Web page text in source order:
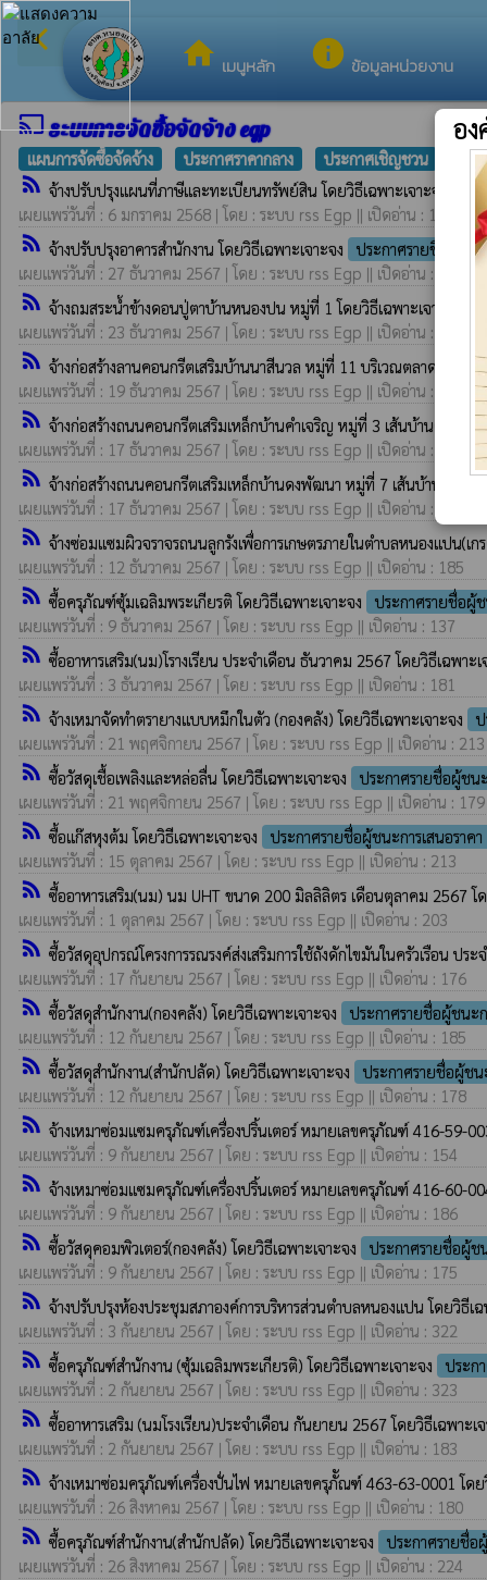
home เมนูหลัก info ข้อมูลหน่วยงาน
arrow_back_ios กลับเมนูหลัก
castระบบการจัดซื้อจัดจ้าง egp
แผนการจัดซื้อจัดจ้าง ประกาศราคากลาง ประกาศเชิญชวน ป
rss_feed จ้างปรับปรุงแผนที่ภาษีและทะเบียนทรัพย์สิน โดยวิธีเฉพาะเจาะจง
ป
เผยแพร่วันที่ : 6 มกราคม 2568 | โดย : ระบบ rss Egp || เปิดอ่าน : 193
rss_feed จ้างปรับปรุงอาคารสำนักงาน โดยวิธีเฉพาะเจาะจง
ประกาศรายชื่อผู้ชนะ
เผยแพร่วันที่ : 27 ธันวาคม 2567 | โดย : ระบบ rss Egp || เปิดอ่าน : 194
rss_feed จ้างถมสระน้ำข้างดอนปู่ตาบ้านหนองปน หมู่ที่ 1 โดยวิธีเฉพาะเจาะจง
เผยแพร่วันที่ : 23 ธันวาคม 2567 | โดย : ระบบ rss Egp || เปิดอ่าน : 236
rss_feed จ้างก่อสร้างลานคอนกรีตเสริมบ้านนาสีนวล หมู่ที่ 11 บริเวณตลาดนัดคล
เผยแพร่วันที่ : 19 ธันวาคม 2567 | โดย : ระบบ rss Egp || เปิดอ่าน : 206
rss_feed จ้างก่อสร้างถนนคอนกรีตเสริมเหล็กบ้านคำเจริญ หมู่ที่ 3 เส้นบ้านคำเจ
เผยแพร่วันที่ : 17 ธันวาคม 2567 | โดย : ระบบ rss Egp || เปิดอ่าน : 160
rss_feed จ้างก่อสร้างถนนคอนกรีตเสริมเหล็กบ้านดงพัฒนา หมู่ที่ 7 เส้นบ้านนายอุ
เผยแพร่วันที่ : 17 ธันวาคม 2567 | โดย : ระบบ rss Egp || เปิดอ่าน : 250
rss_feed จ้างซ่อมแซมผิวจราจรถนนลูกรังเพื่อการเกษตรภายในตำบลหนองแปน(เก
เผยแพร่วันที่ : 12 ธันวาคม 2567 | โดย : ระบบ rss Egp || เปิดอ่าน : 185
rss_feed ซื้อครุภัณฑ์ซุ้มเฉลิมพระเกียรติ โดยวิธีเฉพาะเจาะจง
ประกาศรายชื่อผู้ช
เผยแพร่วันที่ : 9 ธันวาคม 2567 | โดย : ระบบ rss Egp || เปิดอ่าน : 137
rss_feed ซื้ออาหารเสริม(นม)โรางเรียน ประจำเดือน ธันวาคม 2567 โดยวิธีเฉพาะ
เผยแพร่วันที่ : 3 ธันวาคม 2567 | โดย : ระบบ rss Egp || เปิดอ่าน : 181
rss_feed จ้างเหมาจัดทำตรายางแบบหมึกในตัว (กองคลัง) โดยวิธีเฉพาะเจาะจง
เผยแพร่วันที่ : 21 พฤศจิกายน 2567 | โดย : ระบบ rss Egp || เปิดอ่าน : 213
rss_feed ซื้อวัสดุเชื้อเพลิงและหล่อลื่น โดยวิธีเฉพาะเจาะจง
ประกาศรายชื่อผู้ชน
เผยแพร่วันที่ : 21 พฤศจิกายน 2567 | โดย : ระบบ rss Egp || เปิดอ่าน : 179
rss_feed ซื้อแก๊สหุงต้ม โดยวิธีเฉพาะเจาะจง
ประกาศรายชื่อผู้ชนะการเสนอราคา
เผยแพร่วันที่ : 15 ตุลาคม 2567 | โดย : ระบบ rss Egp || เปิดอ่าน : 213
rss_feed ซื้ออาหารเสริม(นม) นม UHT ขนาด 200 มิลลิลิตร เดือนตุลาคม 2567 โ
เผยแพร่วันที่ : 1 ตุลาคม 2567 | โดย : ระบบ rss Egp || เปิดอ่าน : 203
rss_feed ซื้อวัสดุอุปกรณ์โครงการรณรงค์ส่งเสริมการใช้ถังดักไขมันในครัวเรือน ปร
เผยแพร่วันที่ : 17 กันยายน 2567 | โดย : ระบบ rss Egp || เปิดอ่าน : 176
rss_feed ซื้อวัสดุสำนักงาน(กองคลัง) โดยวิธีเฉพาะเจาะจง
ประกาศรายชื่อผู้ชนะก
เผยแพร่วันที่ : 12 กันยายน 2567 | โดย : ระบบ rss Egp || เปิดอ่าน : 185
rss_feed ซื้อวัสดุสำนักงาน(สำนักปลัด) โดยวิธีเฉพาะเจาะจง
ประกาศรายชื่อผู้ชน
เผยแพร่วันที่ : 12 กันยายน 2567 | โดย : ระบบ rss Egp || เปิดอ่าน : 178
rss_feed จ้างเหมาซ่อมแซมครุภัณฑ์เครื่องปริ้นเตอร์ หมายเลขครุภัณฑ์ 416-59-
เผยแพร่วันที่ : 9 กันยายน 2567 | โดย : ระบบ rss Egp || เปิดอ่าน : 154
rss_feed จ้างเหมาซ่อมแซมครุภัณฑ์เครื่องปริ้นเตอร์ หมายเลขครุภัณฑ์ 416-60-
เผยแพร่วันที่ : 9 กันยายน 2567 | โดย : ระบบ rss Egp || เปิดอ่าน : 186
rss_feed ซื้อวัสดุคอมพิวเตอร์(กองคลัง) โดยวิธีเฉพาะเจาะจง
ประกาศรายชื่อผู้ช
เผยแพร่วันที่ : 9 กันยายน 2567 | โดย : ระบบ rss Egp || เปิดอ่าน : 175
rss_feed จ้างปรับปรุงห้องประชุมสภาองค์การบริหารส่วนตำบลหนองแปน โดยวิธีเ
เผยแพร่วันที่ : 3 กันยายน 2567 | โดย : ระบบ rss Egp || เปิดอ่าน : 322
rss_feed ซื้อครุภัณฑ์สำนักงาน (ซุ้มเฉลิมพระเกียรติ) โดยวิธีเฉพาะเจาะจง
ประก
เผยแพร่วันที่ : 2 กันยายน 2567 | โดย : ระบบ rss Egp || เปิดอ่าน : 323
rss_feed ซื้ออาหารเสริม (นมโรงเรียน)ประจำเดือน กันยายน 2567 โดยวิธีเฉพาะเ
เผยแพร่วันที่ : 2 กันยายน 2567 | โดย : ระบบ rss Egp || เปิดอ่าน : 183
rss_feed จ้างเหมาซ่อมครุภัณฑ์เครื่องปั่นไฟ หมายเลขครุภััณฑ์ 463-63-0001 โดย
เผยแพร่วันที่ : 26 สิงหาคม 2567 | โดย : ระบบ rss Egp || เปิดอ่าน : 180
rss_feed ซื้อครุภัณฑ์สำนักงาน(สำนักปลัด) โดยวิธีเฉพาะเจาะจง
ประกาศรายชื่อ
เผยแพร่วันที่ : 26 สิงหาคม 2567 | โดย : ระบบ rss Egp || เปิดอ่าน : 224
อ